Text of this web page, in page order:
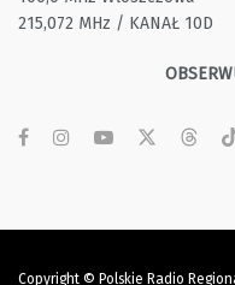
215,072 MHz / KANAŁ 10D
Copyright © Polskie Radio